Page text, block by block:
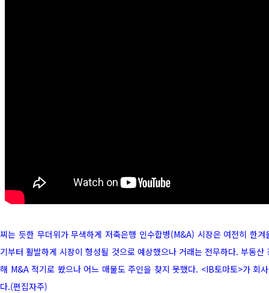
찌는 듯한 무더위가 무색하게 저축은행 인수합병(M&A) 시장은 여전히 한
기부터 활발하게 시장이 형성될 것으로 예상했으나 거래는 전무하다. 부동
해 M&A 적기로 봤으나 어느 매물도 주인을 찾지 못했다. <IB토마토>가 회
다.(편집자주)